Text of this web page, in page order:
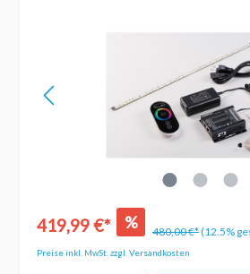
419,99 €* % 480,00 €*(12.5%
Preise inkl. MwSt. zzgl. Versandkosten